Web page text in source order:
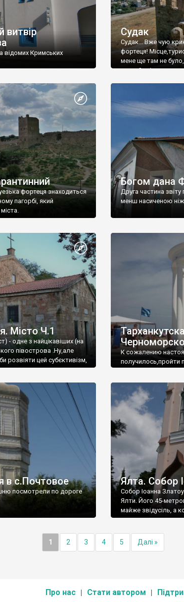
витвір
відомих Кримських
Судак
Судак... Вже чую
фортеця!
мене ще там не було,
принаймні до цього
фортеця знаходиться
пагорбі, який
Богом дана
Друга частина
менш насиченою
Місто Ч.1
- одне з найцікавіших (на
півострова .Ну,але
розвіяти цей субєктивізм,
К сожалению
получилось,пройти
в с.Почтовое
посмотрели по дороге
Ялта. Собор
Собор Іоанна
Ялти. Його 45-
майже звідусіль, а
1 2 3 4 5 Далі »
Про нас Стати автором